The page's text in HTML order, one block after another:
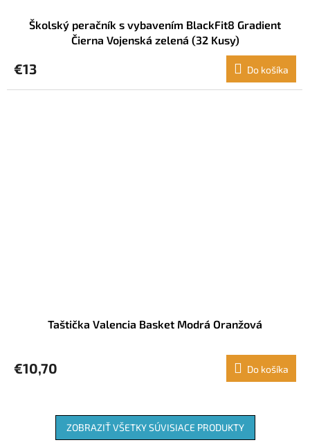
Školský peračník s vybavením BlackFit8 Gradient
Čierna Vojenská zelená (32 Kusy)
€13 Do košíka
Taštička Valencia Basket Modrá Oranžová
€10,70 Do košíka
ZOBRAZIŤ VŠETKY SÚVISIACE PRODUKTY